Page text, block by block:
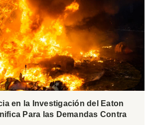
en la Investigación del Eaton
Para las Demandas Contra